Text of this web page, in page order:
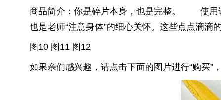
商品简介：你是碎片本身，也是完整。 使用说
也是老师“注意身体”的细心关怀。这些点点滴
图10 图11 图12
如果亲们感兴趣，请点击下面的图片进行“购买”